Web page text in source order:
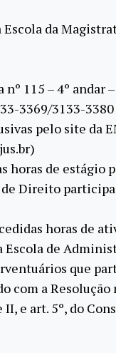
da
nº 115 – 4º andar
3369/3133-3380
pelo site da
horas de estágio
de Direito
horas de
Escola de
que
com a Resolução
e art. 5º, do